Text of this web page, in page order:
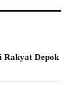
Rakyat Depok